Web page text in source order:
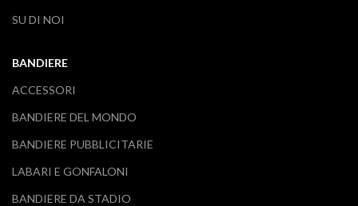
SU DI NOI
BANDIERE
ACCESSORI
BANDIERE DEL MONDO
BANDIERE PUBBLICITARIE
LABARI E GONFALONI
BANDIERE DA STADIO